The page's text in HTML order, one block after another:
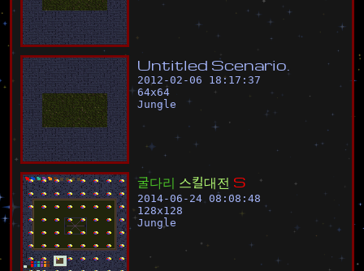
Untitled Scenario
2012-02-06 18:17:37
64x64
Jungle
굴다리 스킬대전 S
2014-06-24 08:08:48
128x128
Jungle